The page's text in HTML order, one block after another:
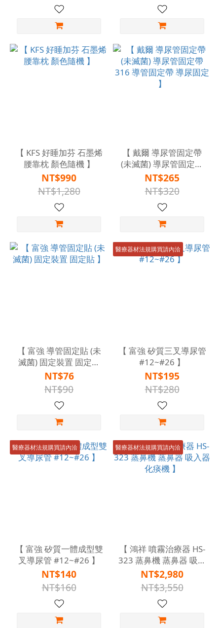
【 KFS 好睡加芬 石墨烯
腰靠枕 顏色隨機 】
NT$990
NT$1,280
【 戴爾 導尿管固定帶
(未滅菌) 導尿管固定帶
316 導管固定帶 導尿固
定 】
NT$265
NT$320
【 富強 導管固定貼 (未
滅菌) 固定裝置 固定貼
】
NT$76
NT$90
醫療器材法規購買請內洽
【 富強 矽質三叉導尿管
#12~#26 】
NT$195
NT$280
醫療器材法規購買請內洽
【 富強 矽質一體成型雙
叉導尿管 #12~#26 】
NT$140
NT$160
醫療器材法規購買請內洽
【 鴻祥 噴霧治療器 HS-
323 蒸鼻機 蒸鼻器 吸入
器 化痰機 】
NT$2,980
NT$3,550